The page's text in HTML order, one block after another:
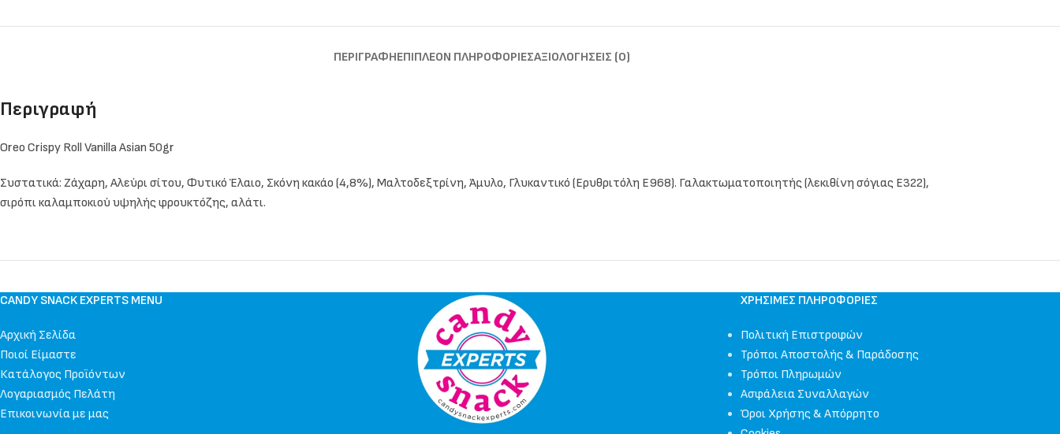
ΠΕΡΙΓΡΑΦΉΕΠΙΠΛΈΟΝ ΠΛΗΡΟΦΟΡΊΕΣΑΞΙΟΛΟΓΉΣΕΙΣ (0)
Περιγραφή
Oreo Crispy Roll Vanilla Asian 50gr
Συστατικά: Ζάχαρη, Αλεύρι σίτου, Φυτικό Έλαιο, Σκόνη κακάο (4,8%), Μαλτοδεξτρίνη, Άμυλο, Γλυκαντικό (Ερυθριτόλη Ε968). Γαλακτωματοποιητής (λεκιθίνη σόγιας E322),
σιρόπι καλαμποκιού υψηλής φρουκτόζης, αλάτι.
CANDY SNACK EXPERTS MENU
Αρχική Σελίδα
Ποιοί Είμαστε
Κατάλογος Προϊόντων
Λογαριασμός Πελάτη
Επικοινωνία με μας
ΧΡΉΣΙΜΕΣ ΠΛΗΡΟΦΟΡΊΕΣ
Πολιτική Επιστροφών
Τρόποι Αποστολής & Παράδοσης
Τρόποι Πληρωμών
Ασφάλεια Συναλλαγών
Όροι Χρήσης & Απόρρητο